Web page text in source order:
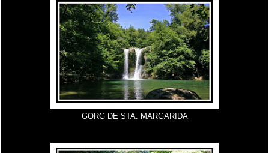
GORG DE STA. MARGARIDA